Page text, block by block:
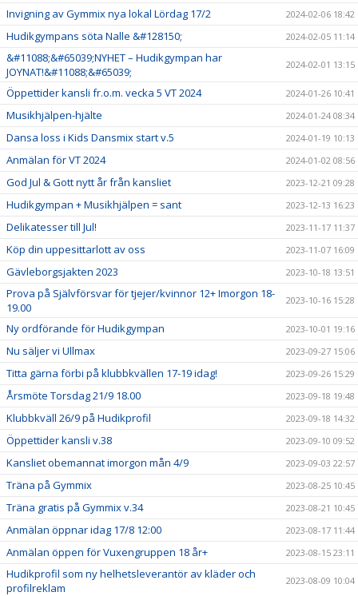
Invigning av Gymmix nya lokal Lördag 17/2 2024-02-06 18:42
Hudikgympans söta Nalle &#128150; 2024-02-05 11:14
&#11088;&#65039;NYHET – Hudikgympan har
JOYNAT!&#11088;&#65039;
2024-02-01 13:15
Öppettider kansli fr.o.m. vecka 5 VT 2024 2024-01-26 10:41
Musikhjälpen-hjälte 2024-01-24 08:34
Dansa loss i Kids Dansmix start v.5 2024-01-19 10:13
Anmälan för VT 2024 2024-01-02 08:56
God Jul & Gott nytt år från kansliet 2023-12-21 09:28
Hudikgympan + Musikhjälpen = sant 2023-12-13 16:23
Delikatesser till Jul! 2023-11-17 11:37
Köp din uppesittarlott av oss 2023-11-07 16:09
Gävleborgsjakten 2023 2023-10-18 13:51
Prova på Självförsvar för tjejer/kvinnor 12+ Imorgon 18-
19.00
2023-10-16 15:28
Ny ordförande för Hudikgympan 2023-10-01 19:16
Nu säljer vi Ullmax 2023-09-27 15:06
Titta gärna förbi på klubbkvällen 17-19 idag! 2023-09-26 15:29
Årsmöte Torsdag 21/9 18.00 2023-09-18 19:48
Klubbkväll 26/9 på Hudikprofil 2023-09-18 14:32
Öppettider kansli v.38 2023-09-10 09:52
Kansliet obemannat imorgon mån 4/9 2023-09-03 22:57
Träna på Gymmix 2023-08-25 10:45
Träna gratis på Gymmix v.34 2023-08-21 10:45
Anmälan öppnar idag 17/8 12:00 2023-08-17 11:44
Anmälan öppen för Vuxengruppen 18 år+ 2023-08-15 23:11
Hudikprofil som ny helhetsleverantör av kläder och
profilreklam
2023-08-09 10:04